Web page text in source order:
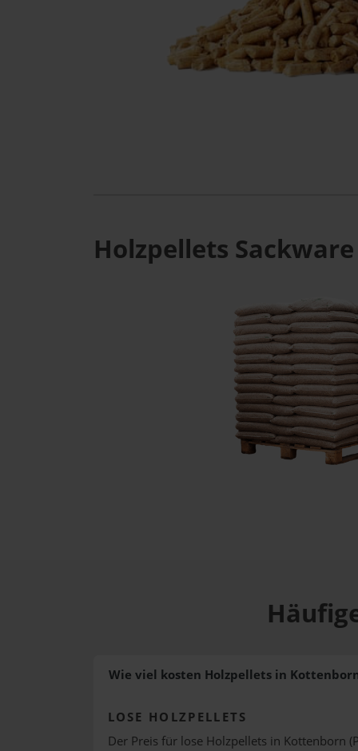
Holzpellets
Wie viel kosten Holzpellets in
LOSE HOLZPELLETS
Der Preis für lose Holzpellets in Kottenborn